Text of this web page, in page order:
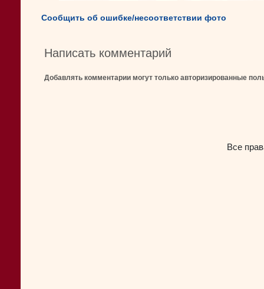
Сообщить об ошибке/несоответствии фото
Написать комментарий
Добавлять комментарии могут только авторизированные
Все